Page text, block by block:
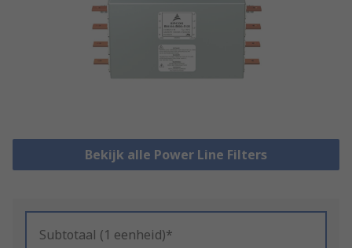
Bekijk alle Power Line Filters
Subtotaal (1 eenheid)*